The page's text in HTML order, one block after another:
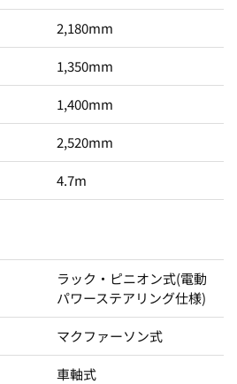
2,180mm
1,350mm
1,400mm
2,520mm
4.7m
ラック・ピニオン式(電動
パワーステアリング仕様)
マクファーソン式
車軸式